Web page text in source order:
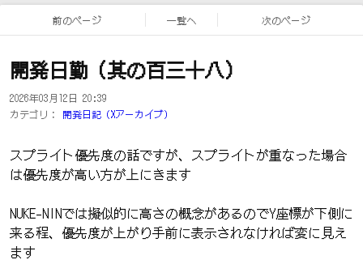
前のページ 一覧へ 次のページ
開発日勤（其の百三十八）
2026年03月12日 20:39
カテゴリ：
開発日記（Xアーカイブ）
スプライト優先度の話ですが、スプライトが重なった場合
は優先度が高い方が上にきます
NUKE-NINでは擬似的に高さの概念があるのでY座標が下側に
来る程、優先度が上がり手前に表示されなければ変に見え
ます